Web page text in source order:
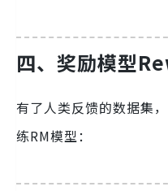
四、奖励模型
有了人类反馈的数据集
练RM模型：